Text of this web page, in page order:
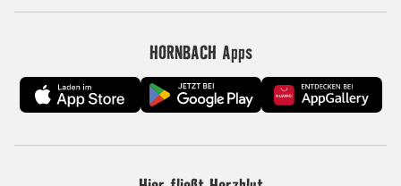
HORNBACH Apps